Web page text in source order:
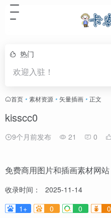
热门
欢迎入驻！
首页 • 素材资源 • 矢量插画 • 正文
kisscc0
9个月前发布 21 0
免费商用图片和插画素材网站
收录时间：
2025-11-14
1+
0 0 0